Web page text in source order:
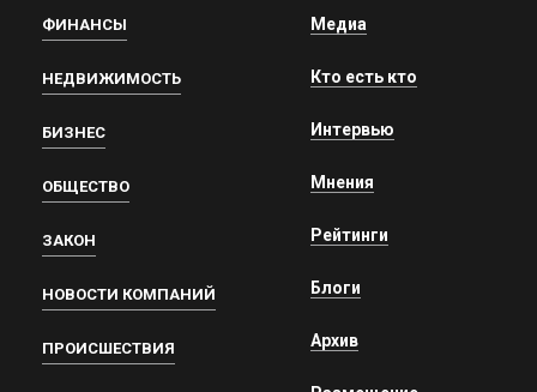
ФИНАНСЫ
НЕДВИЖИМОСТЬ
БИЗНЕС
ОБЩЕСТВО
ЗАКОН
НОВОСТИ КОМПАНИЙ
ПРОИСШЕСТВИЯ
Медиа
Кто есть кто
Интервью
Мнения
Рейтинги
Блоги
Архив